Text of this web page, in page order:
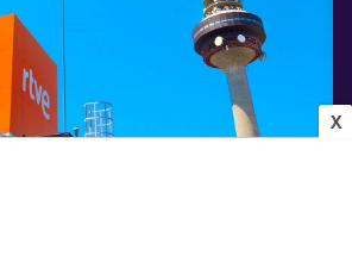
X